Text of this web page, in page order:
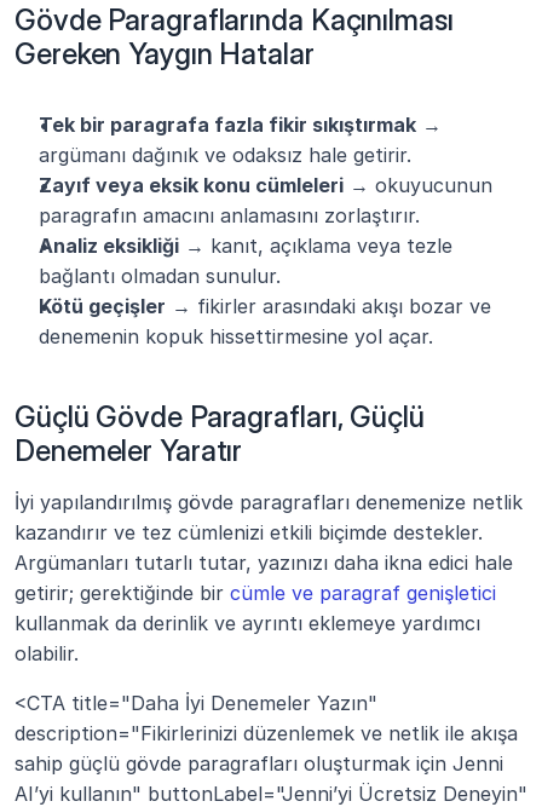
Gövde Paragraflarında Kaçınılması
Gereken Yaygın Hatalar
Tek bir paragrafa fazla fikir sıkıştırmak →
argümanı dağınık ve odaksız hale getirir.
Zayıf veya eksik konu cümleleri → okuyucunun
paragrafın amacını anlamasını zorlaştırır.
Analiz eksikliği → kanıt, açıklama veya tezle
bağlantı olmadan sunulur.
Kötü geçişler → fikirler arasındaki akışı bozar ve
denemenin kopuk hissettirmesine yol açar.
Güçlü Gövde Paragrafları, Güçlü
Denemeler Yaratır
İyi yapılandırılmış gövde paragrafları denemenize netlik
kazandırır ve tez cümlenizi etkili biçimde destekler.
Argümanları tutarlı tutar, yazınızı daha ikna edici hale
getirir; gerektiğinde bir cümle ve paragraf genişletici
kullanmak da derinlik ve ayrıntı eklemeye yardımcı
olabilir.
<CTA title="Daha İyi Denemeler Yazın"
description="Fikirlerinizi düzenlemek ve netlik ile akışa
sahip güçlü gövde paragrafları oluşturmak için Jenni
AI’yi kullanın" buttonLabel="Jenni’yi Ücretsiz Deneyin"